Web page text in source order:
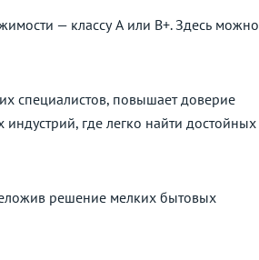
— классу А или В+. Здесь можно
специалистов, повышает доверие
где легко найти достойных
решение мелких бытовых